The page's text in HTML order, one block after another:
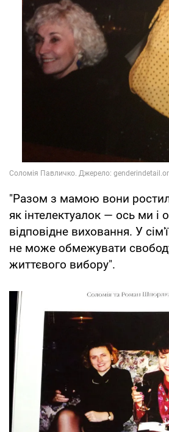
"Разом з мамою вони
як інтелектуалок — ось ми і
відповідне виховання. У
не може обмежувати
життєвого вибору".